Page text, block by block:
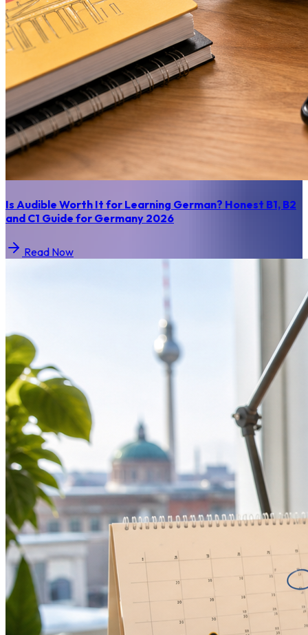
Is Audible Worth It for Learning German? Honest B1, B2
and C1 Guide for Germany 2026
Read Now